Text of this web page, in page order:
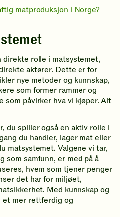
matproduksjon i Norge?
rolle i matsystemet,
aktører. Dette er for
nye metoder og kunnskap,
som former rammer og
som påvirker hva vi kjøper. Alt
du spiller også en aktiv rolle i
du handler, lager mat eller
matsystemet. Valgene vi tar,
som samfunn, er med på å
hvem som tjener penger
det har for miljøet,
Med kunnskap og
et mer rettferdig og